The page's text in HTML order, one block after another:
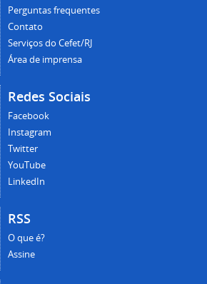
Perguntas frequentes
Contato
Serviços do Cefet/RJ
Área de imprensa
Redes Sociais
Facebook
Instagram
Twitter
YouTube
LinkedIn
RSS
O que é?
Assine